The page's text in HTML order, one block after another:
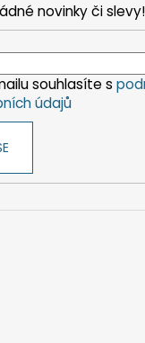
í
p
r
v
k
s
novinky či slevy!
souhlasíte s
údajů